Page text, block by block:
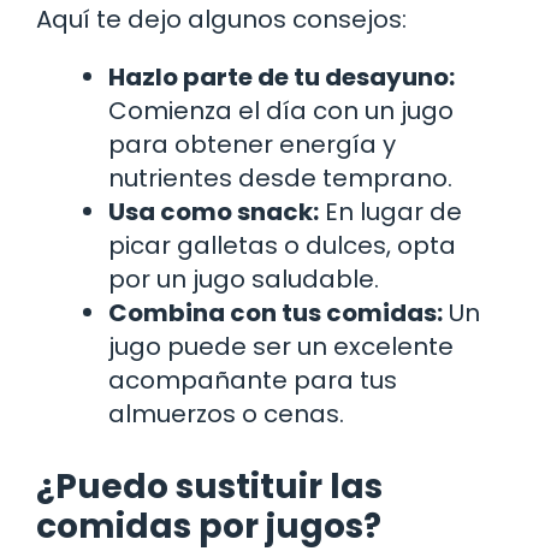
Aquí te dejo algunos consejos:
Hazlo parte de tu desayuno:
Comienza el día con un jugo
para obtener energía y
nutrientes desde temprano.
Usa como snack: En lugar de
picar galletas o dulces, opta
por un jugo saludable.
Combina con tus comidas: Un
jugo puede ser un excelente
acompañante para tus
almuerzos o cenas.
¿Puedo sustituir las
comidas por jugos?